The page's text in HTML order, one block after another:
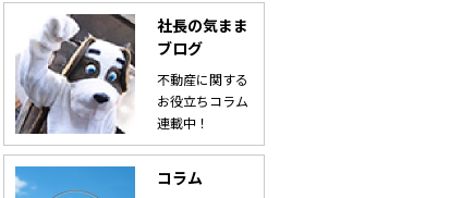
社長の気まま
ブログ
不動産に関する
お役立ちコラム
連載中！
コラム